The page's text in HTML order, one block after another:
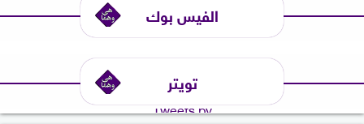
الفيس بوك
تويتر
Tweets by